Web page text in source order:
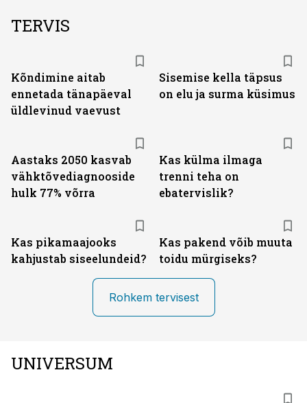
TERVIS
Kõndimine aitab
ennetada tänapäeval
üldlevinud vaevust
Sisemise kella täpsus
on elu ja surma küsimus
Aastaks 2050 kasvab
vähktõvediagnooside
hulk 77% võrra
Kas külma ilmaga
trenni teha on
ebatervislik?
Kas pikamaajooks
kahjustab siseelundeid?
Kas pakend võib muuta
toidu mürgiseks?
Rohkem tervisest
UNIVERSUM